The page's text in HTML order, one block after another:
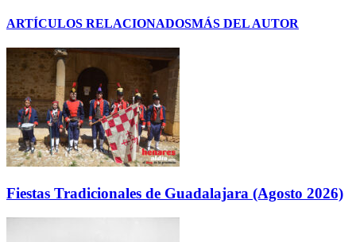
ARTÍCULOS RELACIONADOSMÁS DEL AUTOR
Fiestas Tradicionales de Guadalajara (Agosto 2026)